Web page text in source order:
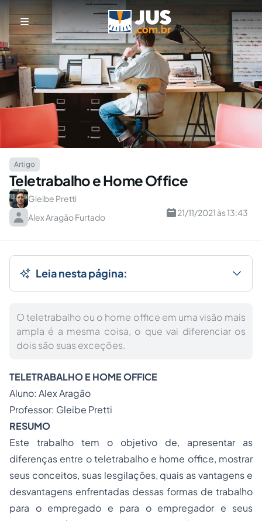
Artigo
Teletrabalho e Home Office
Gleibe Pretti
Alex Aragão Furtado
21/11/2021 às 13:43
Leia nesta página:
O teletrabalho ou o home office em uma visão mais
ampla é a mesma coisa, o que vai diferenciar os
dois são suas exceções.
TELETRABALHO E HOME OFFICE
Aluno: Alex Aragão
Professor: Gleibe Pretti
RESUMO
Este trabalho tem o objetivo de, apresentar as
diferenças entre o teletrabalho e home office, mostrar
seus conceitos, suas lesgilações, quais as vantagens e
desvantagens enfrentadas dessas formas de trabalho
para o empregado e para o empregador e seus